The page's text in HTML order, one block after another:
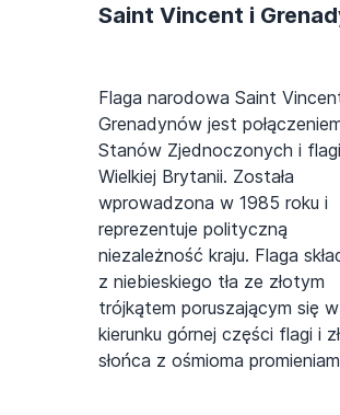
Saint Vincent i
Flaga narodowa Saint
Grenadynów jest
Stanów Zjednoczonych i flagi
Wielkiej Brytanii. Została
wprowadzona w 1985 roku i
reprezentuje polityczną
niezależność kraju. Flaga
z niebieskiego tła ze złotym
trójkątem poruszającym się w
kierunku górnej części flagi i
słońca z ośmioma